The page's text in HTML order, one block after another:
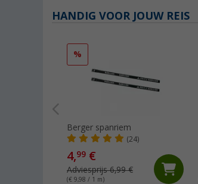
HANDIG VOOR JOUW REIS
%
Berger spanriem
(24)
4,99 €
Adviesprijs 6,99 €
(€ 9,98 / 1 m)